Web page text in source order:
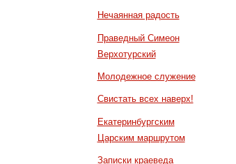
Нечаянная радость
Праведный Симеон
Верхотурский
Молодежное служение
Свистать всех наверх!
Екатеринбургским
Царским маршрутом
Записки краеведа